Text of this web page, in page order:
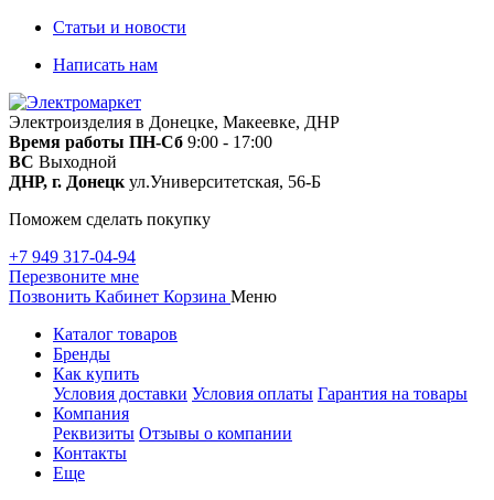
Статьи и новости
Написать нам
Электроизделия в Донецке, Макеевке, ДНР
Время работы ПН-Сб 9:00 - 17:00
ВС Выходной
ДНР, г. Донецк ул.Университетская, 56-Б
Поможем сделать покупку
+7 949 317-04-94
Перезвоните мне
Позвонить Кабинет Корзина Меню
Каталог товаров
Бренды
Как купить
Условия доставки Условия оплаты Гарантия на товары
Компания
Реквизиты Отзывы о компании
Контакты
Еще